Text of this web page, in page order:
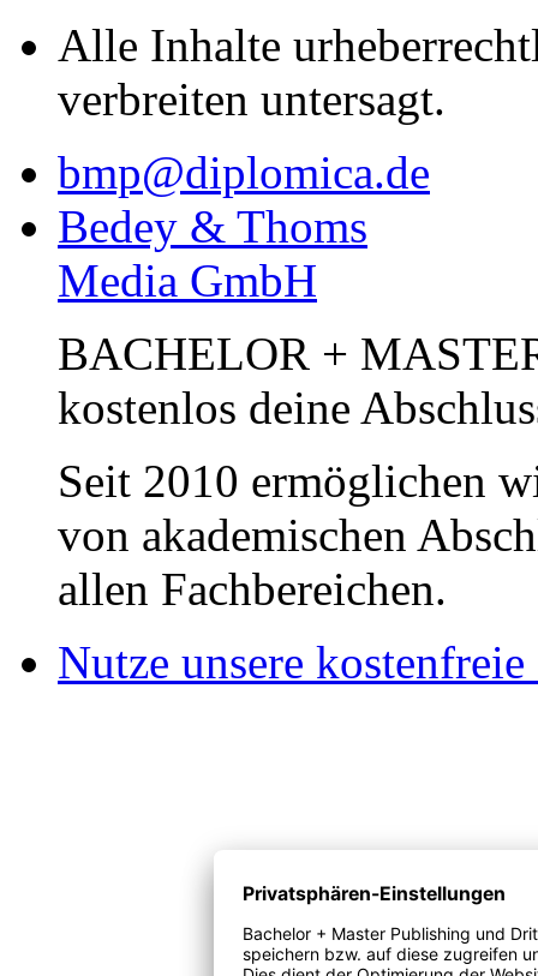
Alle Inhalte
verbreiten untersagt.
bmp@diplomica.de
Bedey & Thoms
Media GmbH
BACHELOR +
kostenlos deine
Seit 2010 ermöglichen
von akademischen
allen Fachbereichen.
Nutze unsere